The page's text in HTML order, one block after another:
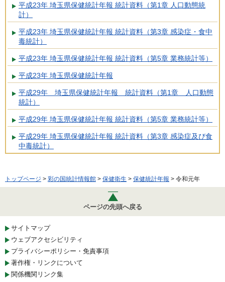
平成23年 埼玉県保健統計年報 統計資料（第1章 人口動態統
計）
平成23年 埼玉県保健統計年報 統計資料（第3章 感染症・食中
毒統計）
平成23年 埼玉県保健統計年報 統計資料（第5章 業務統計等）
平成23年 埼玉県保健統計年報
平成29年 埼玉県保健統計年報 統計資料（第1章 人口動態
統計）
平成29年 埼玉県保健統計年報 統計資料（第5章 業務統計等）
平成29年 埼玉県保健統計年報 統計資料（第3章 感染症及び食
中毒統計）
トップページ > 彩の国統計情報館 > 保健衛生 > 保健統計年報 > 令和元年
ページの先頭へ戻る
サイトマップ
ウェブアクセシビリティ
プライバシーポリシー・免責事項
著作権・リンクについて
関係機関リンク集